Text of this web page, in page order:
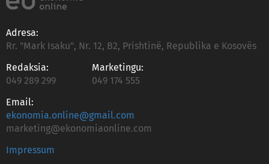
Adresa:
Rr. "Mark Isaku", Nr. 12, B2, Prishtinë, Republika e Kosovës
Redaksia:
049 289 299
Marketingu:
049 174 555
Email:
ekonomia.online@gmail.com
marketing@ekonomiaonline.com
Impressum